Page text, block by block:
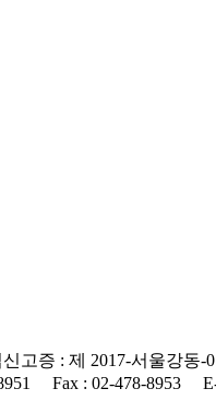
증 : 제 2017-서울강동-
Fax : 02-478-8953 E-